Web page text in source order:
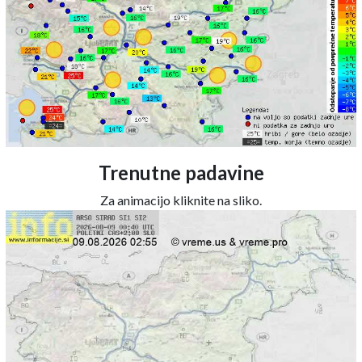
Trenutne padavine
Za animacijo kliknite na sliko.